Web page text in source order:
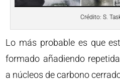
Crédito: S.
Lo más probable es que
formado añadiendo
a núcleos de carbono